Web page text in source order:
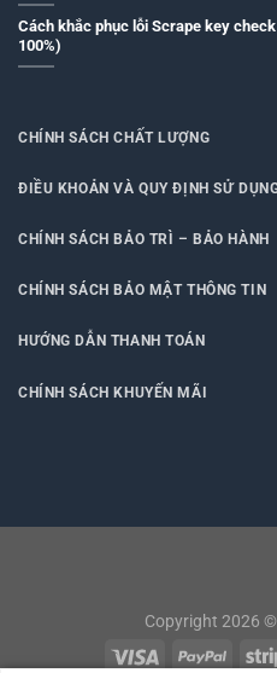
Cách khắc phục lỗi Scrape key
100%)
CHÍNH SÁCH CHẤT LƯỢNG
ĐIỀU KHOẢN VÀ QUY ĐỊNH SỬ
CHÍNH SÁCH BẢO TRÌ – BẢO HÀNH
CHÍNH SÁCH BẢO MẬT THÔNG TIN
HƯỚNG DẪN THANH TOÁN
CHÍNH SÁCH KHUYẾN MÃI
Copyright 2026 ©